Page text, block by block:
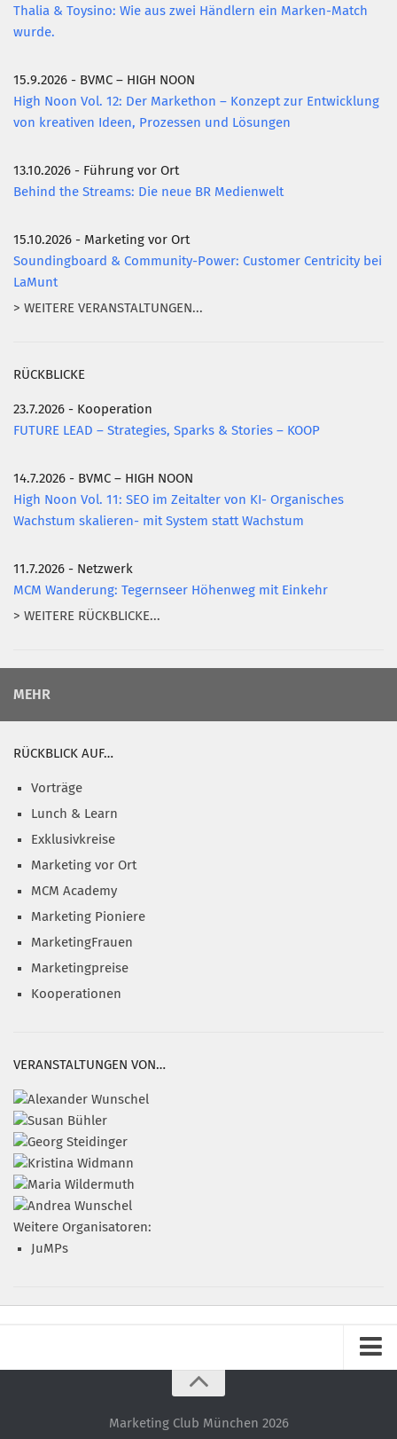
Thalia & Toysino: Wie aus zwei Händlern ein Marken-Match
wurde.
15.9.2026 - BVMC – HIGH NOON
High Noon Vol. 12: Der Markethon – Konzept zur Entwicklung
von kreativen Ideen, Prozessen und Lösungen
13.10.2026 - Führung vor Ort
Behind the Streams: Die neue BR Medienwelt
15.10.2026 - Marketing vor Ort
Soundingboard & Community-Power: Customer Centricity bei
LaMunt
> WEITERE VERANSTALTUNGEN...
RÜCKBLICKE
23.7.2026 - Kooperation
FUTURE LEAD – Strategies, Sparks & Stories – KOOP
14.7.2026 - BVMC – HIGH NOON
High Noon Vol. 11: SEO im Zeitalter von KI- Organisches
Wachstum skalieren- mit System statt Wachstum
11.7.2026 - Netzwerk
MCM Wanderung: Tegernseer Höhenweg mit Einkehr
> WEITERE RÜCKBLICKE...
MEHR
RÜCKBLICK AUF…
Vorträge
Lunch & Learn
Exklusivkreise
Marketing vor Ort
MCM Academy
Marketing Pioniere
MarketingFrauen
Marketingpreise
Kooperationen
VERANSTALTUNGEN VON…
Weitere Organisatoren:
JuMPs
Datenschutz – ganz einfach!Marketing Club München 2026